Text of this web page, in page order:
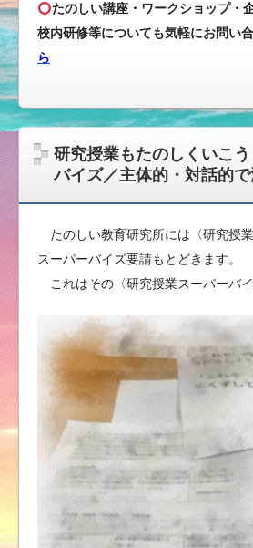
たのしい講座・ワークショップ・
校内研修等についても気軽にお問い
ら
研究授業もたのしくいこ
バイズ／主体的・対話的
たのしい教育研究所には〈研究授
スーパーバイズ要請もとどきます。
これはその〈研究授業スーパーバイ